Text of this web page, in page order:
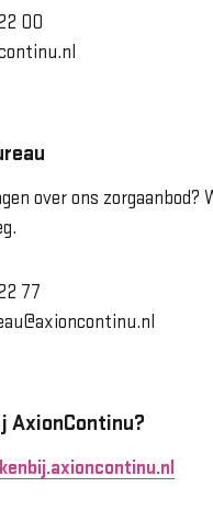
00
over ons zorgaanbod?
77
AxionContinu?